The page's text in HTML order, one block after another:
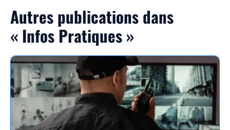
Autres publications dans
« Infos Pratiques »